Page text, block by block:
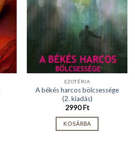
EZOTÉRIA
A békés harcos bölcsessége
(2. kiadás)
2990Ft
KOSÁRBA